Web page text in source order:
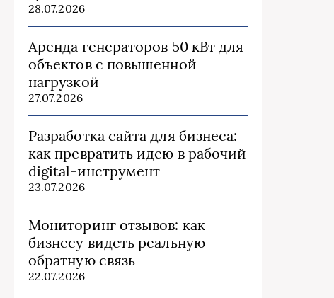
28.07.2026
Аренда генераторов 50 кВт для
объектов с повышенной
нагрузкой
27.07.2026
Разработка сайта для бизнеса:
как превратить идею в рабочий
digital-инструмент
23.07.2026
Мониторинг отзывов: как
бизнесу видеть реальную
обратную связь
22.07.2026